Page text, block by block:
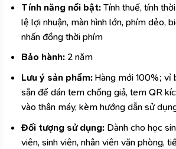
Tính năng nổi bật:Tính thuế, tính
lệ lợi nhuận, màn hình lớn, phím dẻo,
nhấn đồng thời phím
Bảo hành:2 năm
Lưu ý sản phẩm:Hàng mới 100%; vỉ
sẵn để dán tem chống giả, tem QR
vào thân máy, kèm hướng dẫn sử
Đối tượng sử dụng: Dành cho học
viên, sinh viên, nhân viên văn phòng,